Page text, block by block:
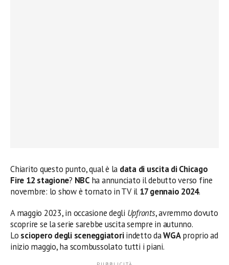
Chiarito questo punto, qual è la data di uscita di Chicago
Fire 12 stagione? NBCha annunciato il debutto verso fine
novembre: lo show è tornato in TV il 17 gennaio 2024.
A maggio 2023, in occasione degli Upfronts, avremmo dovuto
scoprire se la serie sarebbe uscita sempre in autunno.
Lo sciopero degli sceneggiatoriindetto daWGAproprio ad
inizio maggio, ha scombussolato tutti i piani.